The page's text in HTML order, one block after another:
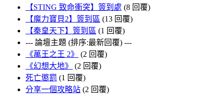
【STING 致命衝突】簽到處 (8 回覆)
【魔力寶貝2】簽到區 (13 回覆)
【秦皇天下】簽到區 (1 回覆)
--- 論壇主題 (排序:最新回覆) ---
《萬王之王 2》
(2 回覆)
《幻想大地》
(2 回覆)
死亡懲罰 (1 回覆)
分享一個攻略站 (2 回覆)